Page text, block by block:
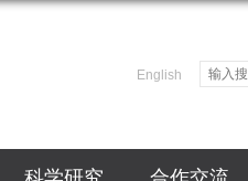
English